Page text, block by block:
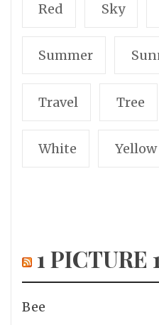
Red Sky
Summer
Travel Tree
White Yellow
1 PICTURE
Bee